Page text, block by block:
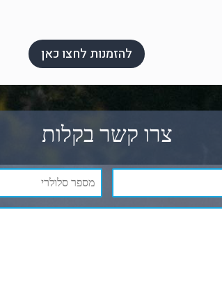
להזמנות לחצו כאן
צרו קשר בקלות